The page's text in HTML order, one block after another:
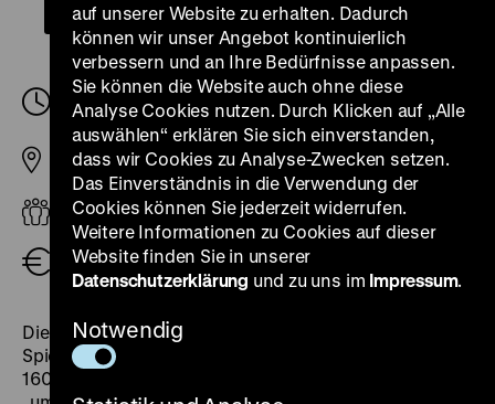
Donnerstag, 29. Februar 2024, 09.00 Uhr
Freitag, 01. März 2024, 12.15 Uhr
Pei-Bau
Erwachsene
kostenfrei
Die Neuerwerbung eines Königsberger Bernstein-
Spielbrettkastens für Schach, Mühle und Tric-Trac von
1607 gab Anlass, die krisen- und konfliktreiche Zeit
auf unserer Website zu erhalten. Dadurch
können wir unser Angebot kontinuierlich
verbessern und an Ihre Bedürfnisse anpassen.
Sie können die Website auch ohne diese
Analyse Cookies nutzen. Durch Klicken auf „Alle
auswählen“ erklären Sie sich einverstanden,
dass wir Cookies zu Analyse-Zwecken setzen.
Das Einverständnis in die Verwendung der
Cookies können Sie jederzeit widerrufen.
Weitere Informationen zu Cookies auf dieser
Website finden Sie in unserer
Datenschutzerklärung und zu uns im Impressum.
Notwendig